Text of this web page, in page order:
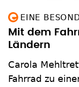
EINE
Mit dem
Ländern
Carola
Fahrrad zu